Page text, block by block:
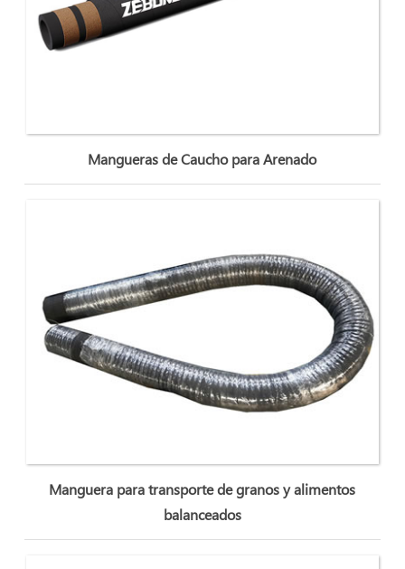
Mangueras de Caucho para Arenado
Manguera para transporte de granos y alimentos
balanceados